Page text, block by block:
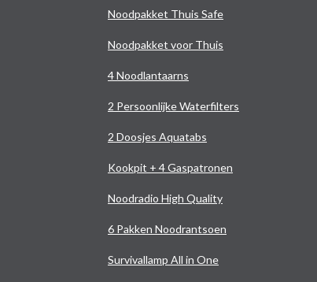
Noodpakket Thuis Safe
Noodpakket voor Thuis
4 Noodlantaarns
2 Persoonlijke Waterfilters
2 Doosjes Aquatabs
Kookpit + 4 Gaspatronen
Noodradio High Quality
6 Pakken Noodrantsoen
Survivallamp All in One